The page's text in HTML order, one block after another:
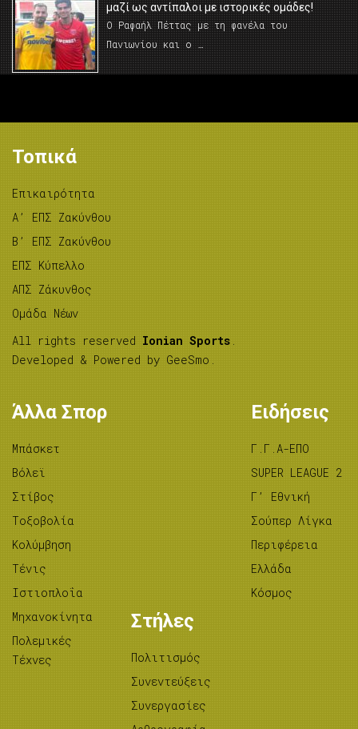
μαζί ως αντίπαλοι με ιστορικές ομάδες!
Ο Ραφαήλ Πέττας με τη φανέλα του
Πανιωνίου και ο …
Τοπικά
Επικαιρότητα
A’ ΕΠΣ Ζακύνθου
B’ ΕΠΣ Ζακύνθου
ΕΠΣ Κύπελλο
ΑΠΣ Ζάκυνθος
Ομάδα Νέων
All rights reserved Ionian Sports .
Developed & Powered by GeeSmo .
Άλλα Σπορ
Μπάσκετ
Βόλεϊ
Στίβος
Tοξοβολία
Κολύμβηση
Τένις
Ιστιοπλοΐα
Μηχανοκίνητα
Πολεμικές
Τέχνες
Ειδήσεις
Γ.Γ.Α-ΕΠΟ
SUPER LEAGUE 2
Γ’ Εθνική
Σούπερ Λίγκα
Περιφέρεια
Ελλάδα
Κόσμος
Στήλες
Πολιτισμός
Συνεντεύξεις
Συνεργασίες